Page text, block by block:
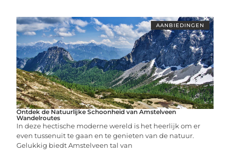
AANBIEDINGEN
Ontdek de Natuurlijke Schoonheid van Amstelveen
Wandelroutes
In deze hectische moderne wereld is het heerlijk om er
even tussenuit te gaan en te genieten van de natuur.
Gelukkig biedt Amstelveen tal van